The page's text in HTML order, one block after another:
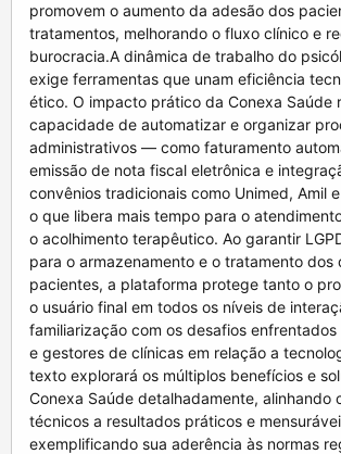
promovem o aumento da adesão dos
tratamentos, melhorando o fluxo clínico e
burocracia.A dinâmica de trabalho do
exige ferramentas que unam eficiência
ético. O impacto prático da Conexa Saúde
capacidade de automatizar e organizar
administrativos — como faturamento
emissão de nota fiscal eletrônica e
convênios tradicionais como Unimed, Amil
o que libera mais tempo para o
o acolhimento terapêutico. Ao garantir
para o armazenamento e o tratamento dos
pacientes, a plataforma protege tanto o
o usuário final em todos os níveis de
familiarização com os desafios
e gestores de clínicas em relação a
texto explorará os múltiplos benefícios e
Conexa Saúde detalhadamente, alinhando
técnicos a resultados práticos e
exemplificando sua aderência às normas